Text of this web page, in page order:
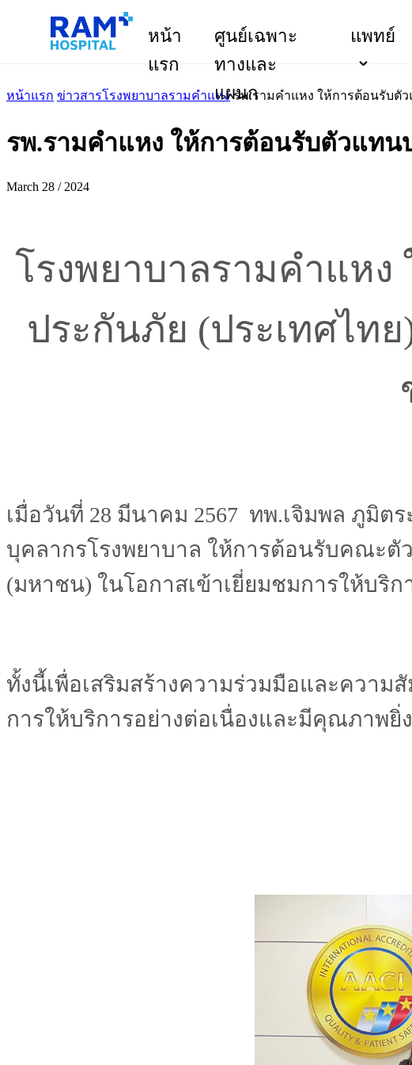
หน้า
แรก
ศูนย์เฉพาะ
ทางและ
แผนก
แพทย์
หน้าแรก ข่าวสารโรงพยาบาลรามคำแหง รพ.รามคำแหง ให้การต้อนรับตั
รพ.รามคำแหง ให้การต้อนรับตัวแทน
March 28 / 2024
โรงพยาบาลรามคำแหง
ประกันภัย (ประเทศไท
เมื่อวันที่ 28 มีนาคม 2567 ทพ.เจิมพล ภูมิต
บุคลากรโรงพยาบาล ให้การต้อนรับคณะตั
(มหาชน) ในโอกาสเข้าเยี่ยมชมการให้บริ
ทั้งนี้เพื่อเสริมสร้างความร่วมมือและควา
การให้บริการอย่างต่อเนื่องและมีคุณภาพยิ่